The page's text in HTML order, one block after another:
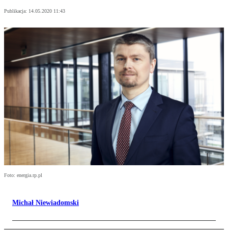
Publikacja: 14.05.2020 11:43
Foto: energia.rp.pl
Michał Niewiadomski